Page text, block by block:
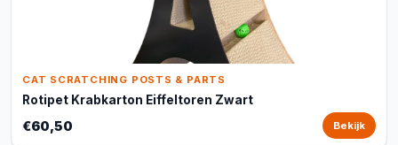
CAT SCRATCHING POSTS & PARTS
Rotipet Krabkarton Eiffeltoren Zwart
€60,50 Bekijk